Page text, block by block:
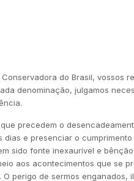
do Brasil, vossos
denominação, julgamos
precedem o
e presenciar o
sido fonte inexaurível e
aos acontecimentos que se
perigo de sermos enganados,